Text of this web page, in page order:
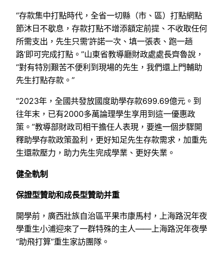
“存款集中打點時代，全省一切縣（市、區）打點網點
節沐日不歇息，存款打點不增添額定前提、不收取任何
所需支出，先生只需‘許諾一次、填一張表、跑一趟
路’即可完成打點。”山東省教導廳財政處處長齊魯說，
“對有特別艱苦不便利到現場的先生，我們還上門輔助
先生打點存款。”
“2023年，全國共發放國度助學存款699.69億元。到
往年末，已有2000多萬論理學生享用到這一優惠政
策。”教導部財政司相干擔任人表現，要進一個步驟開
釋助學存款政策盈利，更好知足先生存款需求，加重先
生還款壓力，助力先生完成學業、更好失業。
健全軌制
保證型贊助和成長型贊助并重
開學前，廣西壯族自治區平果市康馬村，上海路況年夜
學重生小浦迎來了一群特殊的主人——上海路況年夜學
“助飛打算”重生家訪團隊。